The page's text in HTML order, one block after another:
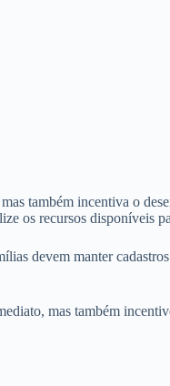
também incentiva o
os recursos disponíveis
devem manter
mas também